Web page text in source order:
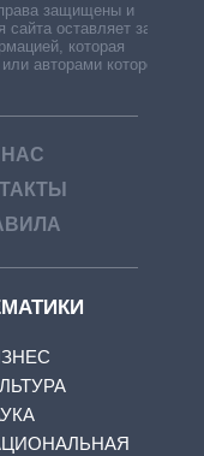
защищены и
оставляет за
которая
авторами которой